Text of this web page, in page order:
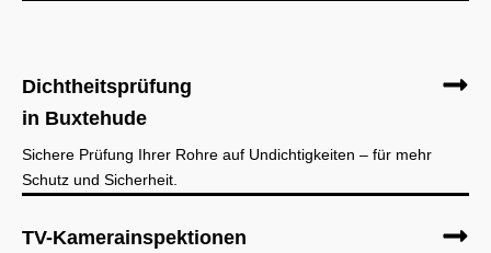
Dichtheitsprüfung
in Buxtehude
Sichere Prüfung Ihrer Rohre auf Undichtigkeiten – für mehr
Schutz und Sicherheit.
TV-Kamerainspektionen